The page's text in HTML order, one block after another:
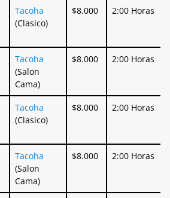
Tacoha
(Clasico)
$8.000 2:00 Horas
Tacoha
(Salon
Cama)
$8.000 2:00 Horas
Tacoha
(Clasico)
$8.000 2:00 Horas
Tacoha
(Salon
Cama)
$8.000 2:00 Horas